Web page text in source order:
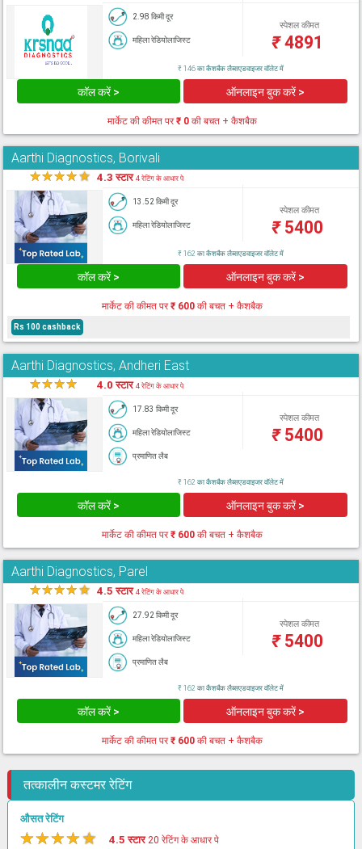
2.98 किमी दूर
महिला रेडियोलाजिस्ट
स्पेशल कीमत
₹4891
₹ 146 का कैशबैक लैब्सएडवाइजर वॉलेट में
कॉल करें > ऑनलाइन बुक करें >
मार्केट की कीमत पर₹ 0की बचत + कैशबैक
Aarthi Diagnostics, Borivali
★★★★★ 4.3 स्टार4 रेटिंग के आधार पे
13.52 किमी दूर
महिला रेडियोलाजिस्ट
स्पेशल कीमत
₹5400
₹ 162 का कैशबैक लैब्सएडवाइजर वॉलेट में
कॉल करें > ऑनलाइन बुक करें >
मार्केट की कीमत पर₹ 600की बचत + कैशबैक
Rs 100 cashback
Aarthi Diagnostics, Andheri East
★★★★ 4.0 स्टार4 रेटिंग के आधार पे
17.83 किमी दूर
महिला रेडियोलाजिस्ट
प्रमाणित लैब
स्पेशल कीमत
₹5400
₹ 162 का कैशबैक लैब्सएडवाइजर वॉलेट में
कॉल करें > ऑनलाइन बुक करें >
मार्केट की कीमत पर₹ 600की बचत + कैशबैक
Aarthi Diagnostics, Parel
★★★★★ 4.5 स्टार4 रेटिंग के आधार पे
27.92 किमी दूर
महिला रेडियोलाजिस्ट
प्रमाणित लैब
स्पेशल कीमत
₹5400
₹ 162 का कैशबैक लैब्सएडवाइजर वॉलेट में
कॉल करें > ऑनलाइन बुक करें >
मार्केट की कीमत पर₹ 600की बचत + कैशबैक
तत्कालीन कस्टमर रेटिंग
औसत रेटिंग
★★★★★ 4.5 स्टार20 रेटिंग के आधार पे